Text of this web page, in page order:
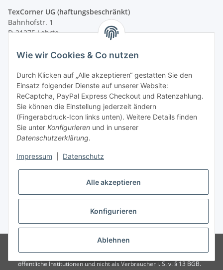
TexCorner UG (haftungsbeschränkt)
Bahnhofstr. 1
D-31275 Lehrte
Montag - Freitag
von 09:00 - 13:00 Uhr
telefonisch erreichbar
Tel: +49 (0) 5132 8230689
Fax: +49 (0) 5132 8230693
E-Mail:mail@signalweste.net
* Alle Preise zzgl. gesetzlicher USt., zzgl.Versand
erfolgt nur an Unternehmer, Gewerbebetreibende, Freiberuflicher,
öffentliche Institutionen und nicht als Verbraucher i. S. v. § 13 BGB.
Wie wir Cookies & Co nutzen
Durch Klicken auf „Alle akzeptieren“ gestatten Sie den
Einsatz folgender Dienste auf unserer Website:
ReCaptcha, PayPal Express Checkout und Ratenzahlung.
Sie können die Einstellung jederzeit ändern
(Fingerabdruck-Icon links unten). Weitere Details finden
Sie unter Konfigurieren und in unserer
Datenschutzerklärung.
Impressum Datenschutz
Alle akzeptieren
Konfigurieren
Ablehnen